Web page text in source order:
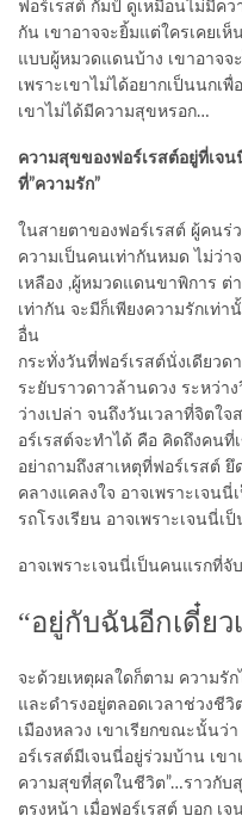
ฟอร์เรสต์ กัมป์ ดูเหมือนไม่มีค
กัน เขาอาจจะยิ้มแต่ใครเคยเ
แบบผู้หมวดแดนบ้าง เขาอาจจ
เพราะเขาไม่ได้อยากเป็นนกเ
เขาไม่ได้มีความสุขหรอก…
ความสุขของฟอร์เรสต์อยู่ที่เจ
ที่”ความรัก”
ในสายตาของฟอร์เรสต์ ผู้คน
ความเป็นคนเท่ากันหมด ไม่ว่า
เหลือง ,ผู้หมวดแดนขาพิการ ต่
เท่ากัน จะมีก็เพียงความรักเท่
อื่น
กระทั่งวันที่ฟอร์เรสต์นั่งเดียวด
ระยับราวดาวล้านดวง ระหว่า
ว่างเปล่า จนถึงวันเวลาที่จิตใ
อร์เรสต์จะทำได้ คือ คิดถึงคนที่
อย่าถามถึงสาเหตุที่ฟอร์เรสต์
คลางแคลงใจ อาจเพราะเจน
รถโรงเรียน อาจเพราะเจนนี่
อาจเพราะเจนนี่เป็นคนแรกที่
“อยู่กับฉันอีกเดี๋ยว
จะด้วยเหตุผลใดก็ตาม ความรั
และดำรงอยู่ตลอดเวลาช่วงชีวิ
เมืองหลวง เขาเรียกขณะนั้นว่
อร์เรสต์มีเจนนี่อยู่ร่วมบ้าน เขา
ความสุขที่สุดในชีวิต”…ราวกับสุ
ตรงหน้า เมื่อฟอร์เรสต์ บอก เจ